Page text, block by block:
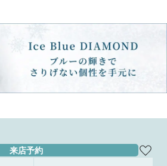
来店予約